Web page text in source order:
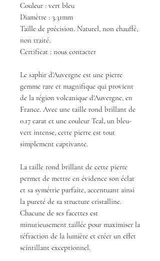
Couleur : vert bleu
Diamètre : 3.31mm
Taille de précision. Naturel, non chauffé,
non traité.
Certificat : nous contacter
Le saphir d'Auvergne est une pierre
gemme rare et magnifique qui provient
de la région volcanique d'Auvergne, en
France. Avec une taille rond brillant de
0.17 carat et une couleur Teal, un bleu-
vert intense, cette pierre est tout
simplement captivante.
La taille rond brillant de cette pierre
permet de mettre en évidence son éclat
et sa symétrie parfaite, accentuant ainsi
la pureté de sa structure cristalline.
Chacune de ses facettes est
minutieusement taillée pour maximiser la
réfraction de la lumière et créer un effet
scintillant exceptionnel.